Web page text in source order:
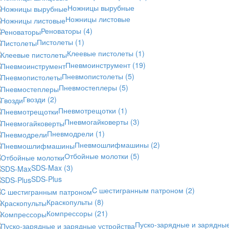
Ножницы вырубные
Ножницы листовые
Реноваторы (4)
Пистолеты (1)
Клеевые пистолеты (1)
Пневмоинструмент (19)
Пневмопистолеты (5)
Пневмостеплеры (5)
Гвозди (2)
Пневмотрещотки (1)
Пневмогайковерты (3)
Пневмодрели (1)
Пневмошлифмашины (2)
Отбойные молотки (5)
SDS-Max (3)
SDS-Plus
C шестигранным патроном (2)
Краскопульты (8)
Компрессоры (21)
Пуско-зарядные и